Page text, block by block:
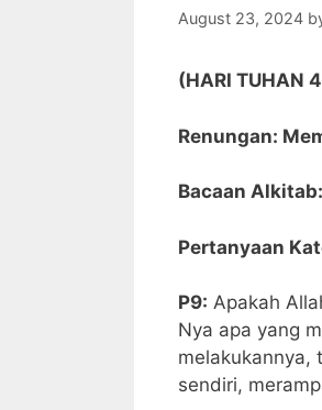
August 23, 2024
(HARI TUHAN
Renungan:
Bacaan Alkitab:
Pertanyaan
P9: Apakah
Nya apa yang
melakukannya,
sendiri,